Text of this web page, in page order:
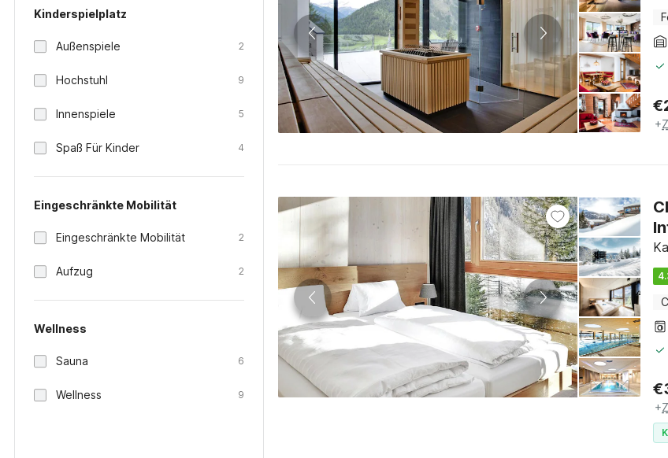
Kinderspielplatz
Außenspiele 2
Hochstuhl 9
Innenspiele 5
Spaß Für Kinder 4
Eingeschränkte Mobilität
Eingeschränkte Mobilität 2
Aufzug 2
Wellness
Sauna 6
Wellness 9
€
+
€
+